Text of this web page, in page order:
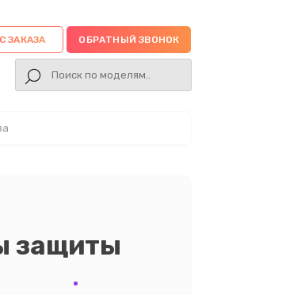
ЗАКАЗА ОБРАТНЫЙ ЗВОНОК
защиты